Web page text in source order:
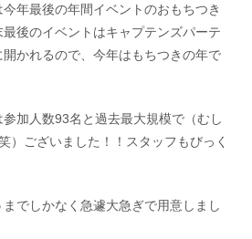
会社概要
Company
Link
年最後の年間イベントのおもちつき
後のイベントはキャプテンズパーテ
かれるので、今年はもちつきの年で
加人数93名と過去最大規模で（むし
）ございました！！スタッフもびっく
でしかなく急遽大急ぎで用意しまし